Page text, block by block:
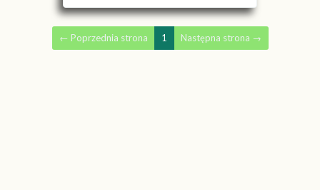
← Poprzednia strona 1 Następna strona →